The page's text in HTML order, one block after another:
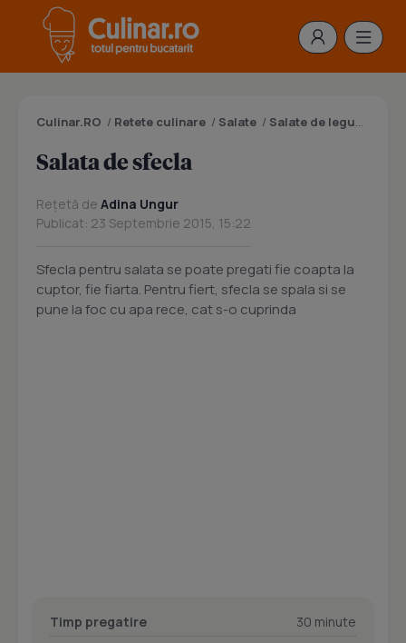
Culinar.RO / Retete culinare / Salate / Salate de legume
Salata de sfecla
Rețetă de Adina Ungur
Publicat: 23 Septembrie 2015, 15:22
Sfecla pentru salata se poate pregati fie coapta la
cuptor, fie fiarta. Pentru fiert, sfecla se spala si se
pune la foc cu apa rece, cat s-o cuprinda
Timp pregatire
30 minute